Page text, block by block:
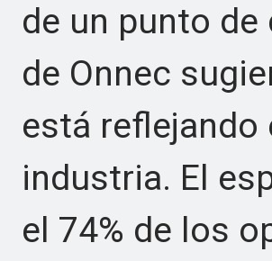
de un punto
de Onnec
está reflejando
industria. El
el 74% de los